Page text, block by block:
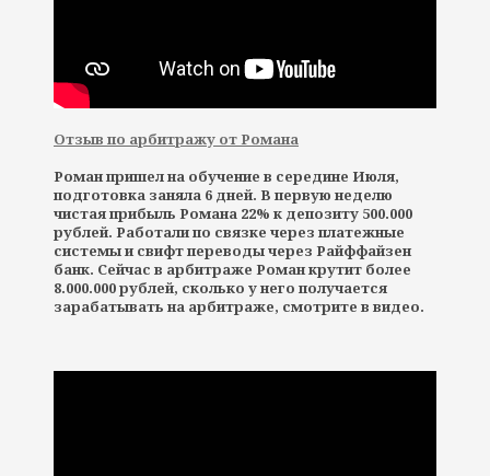
Отзыв по арбитражу от Романа
Роман пришел на обучение в середине Июля,
подготовка заняла 6 дней. В первую неделю
чистая прибыль Романа 22% к депозиту 500.000
рублей. Работали по связке через платежные
системы и свифт переводы через Райффайзен
банк. Сейчас в арбитраже Роман крутит более
8.000.000 рублей, сколько у него получается
зарабатывать на арбитраже, смотрите в видео.